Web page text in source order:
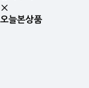
오늘본상품